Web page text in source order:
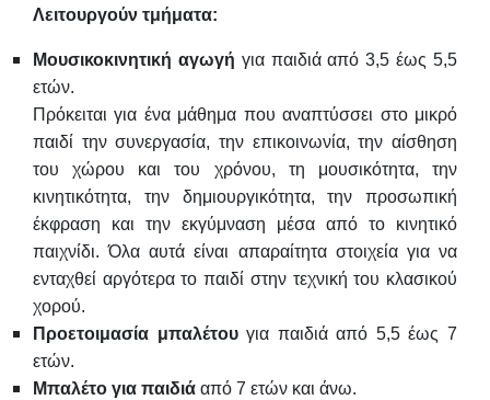
Λειτουργούν τμήματα:
Μουσικοκινητική αγωγή για παιδιά από 3,5 έως 5,5
ετών.
Πρόκειται για ένα μάθημα που αναπτύσσει στο μικρό
παιδί την συνεργασία, την επικοινωνία, την αίσθηση
του χώρου και του χρόνου, τη μουσικότητα, την
κινητικότητα, την δημιουργικότητα, την προσωπική
έκφραση και την εκγύμναση μέσα από το κινητικό
παιχνίδι. Όλα αυτά είναι απαραίτητα στοιχεία για να
ενταχθεί αργότερα το παιδί στην τεχνική του κλασικού
χορού.
Προετοιμασία μπαλέτουγια παιδιά από 5,5 έως 7
ετών.
Μπαλέτο για παιδιά από 7 ετών και άνω.